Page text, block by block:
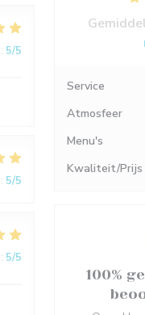
5/5
5/5
5/5
Service
Atmosfeer
Menu's
Kwaliteit/Prijs
100%